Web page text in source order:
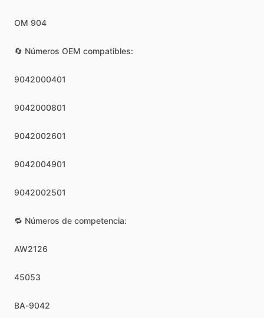
OM 904
🔄 Números OEM compatibles:
9042000401
9042000801
9042002601
9042004901
9042002501
🔁 Números de competencia:
AW2126
45053
BA-9042